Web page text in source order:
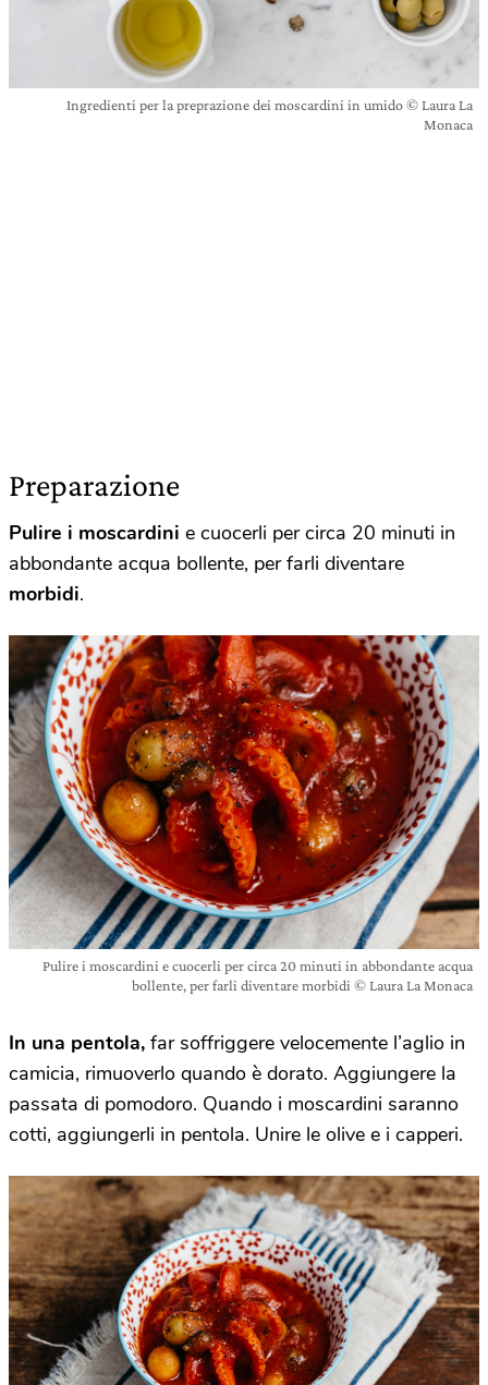
Ingredienti per la preprazione dei moscardini in umido © Laura La
Monaca
Preparazione
Pulire i moscardini e cuocerli per circa 20 minuti in
abbondante acqua bollente, per farli diventare
morbidi.
Pulire i moscardini e cuocerli per circa 20 minuti in abbondante acqua
bollente, per farli diventare morbidi © Laura La Monaca
In una pentola, far soffriggere velocemente l’aglio in
camicia, rimuoverlo quando è dorato. Aggiungere la
passata di pomodoro. Quando i moscardini saranno
cotti, aggiungerli in pentola. Unire le olive e i capperi.